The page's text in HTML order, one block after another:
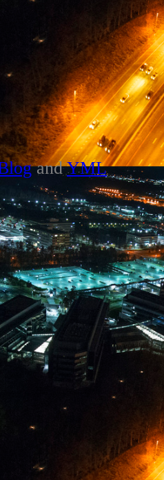
andYML